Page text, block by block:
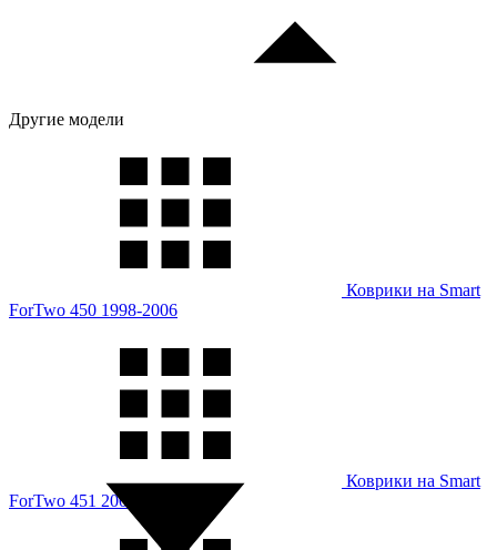
Другие модели
Коврики на Smart
ForTwo 450 1998-2006
Коврики на Smart
ForTwo 451 2007-